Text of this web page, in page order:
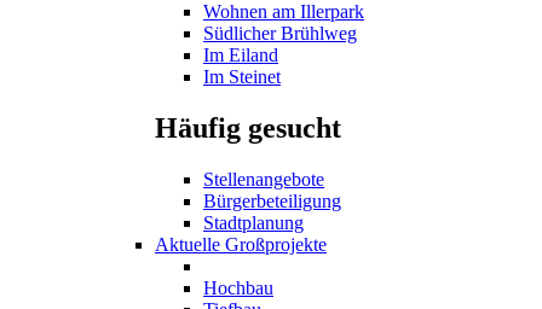
Wohnen am Illerpark
Südlicher Brühlweg
Im Eiland
Im Steinet
Häufig gesucht
Stellenangebote
Bürgerbeteiligung
Stadtplanung
Aktuelle Großprojekte
Hochbau